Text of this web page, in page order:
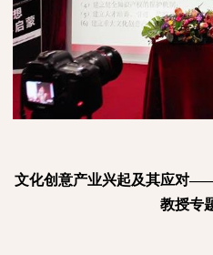
文化创意产业兴起及其应对
教授专